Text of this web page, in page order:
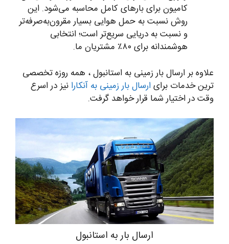
کامیون برای بارهای‌ کامل محاسبه می‌شود. این
روش نسبت به حمل هوایی بسیار مقرون‌به‌صرفه‌تر
و نسبت به دریایی سریع‌تر است؛ انتخابی
هوشمندانه برای ۸۰٪ مشتریان ما.
علاوه بر ارسال بار زمینی به استانبول ، همه روزه تخصصی
ترین خدمات برایارسال بار زمینی به آنکارا نیز در اسرع
وقت در اختیار شما قرار خواهد گرفت.
ارسال بار به استانبول